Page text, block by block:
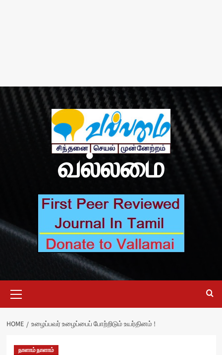
வல்லமை
Menu
HOME உழைப்பவர் உழைப்பைப் போற்றிடும் உயர்தினம் !
நாளாம் நாளாம்